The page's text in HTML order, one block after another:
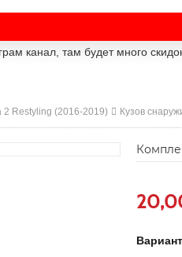
канал, там будет много
2 Restyling (2016-2019) Кузов